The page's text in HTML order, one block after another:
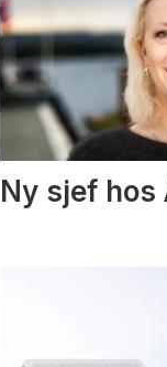
Ny sjef hos